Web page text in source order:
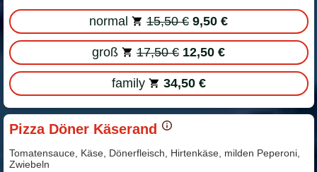
normal 15,50 € 9,50 €
groß 17,50 € 12,50 €
family 34,50 €
Pizza Döner Käserand
Tomatensauce, Käse, Dönerfleisch, Hirtenkäse, milden Peperoni,
Zwiebeln